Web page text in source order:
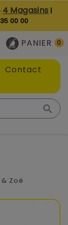
4 Magasins |
00 00
PANIER 0
Contact

Zoé